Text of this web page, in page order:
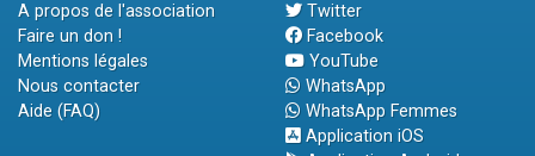
A propos de l'association
Faire un don !
Mentions légales
Nous contacter
Aide (FAQ)
Twitter
Facebook
YouTube
WhatsApp
WhatsApp Femmes
Application iOS